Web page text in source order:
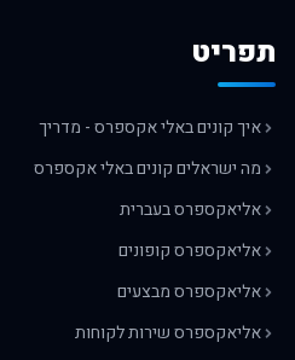
תפריט
איך קונים באלי אקספרס - מדריך
מה ישראלים קונים באלי אקספרס
אליאקספרס בעברית
אליאקספרס קופונים
אליאקספרס מבצעים
אליאקספרס שירות לקוחות